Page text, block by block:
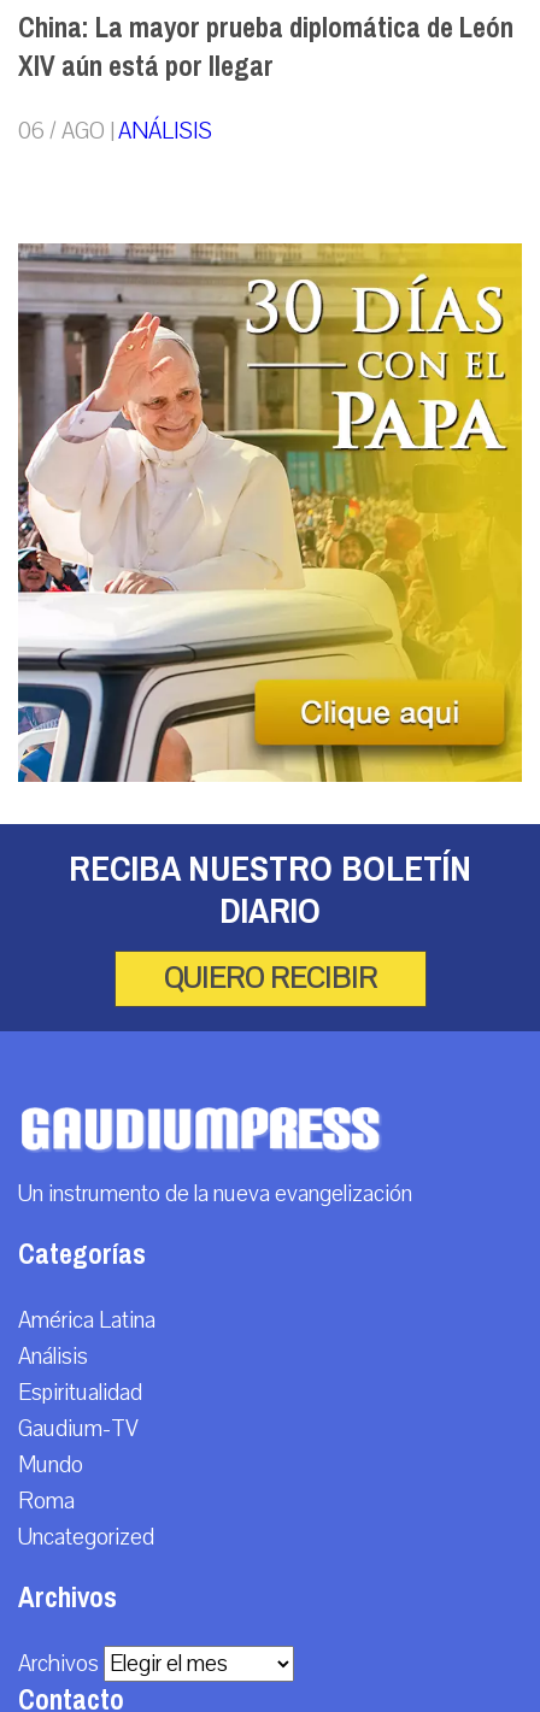
China: La mayor prueba diplomática de León
XIV aún está por llegar
06 / AGO |ANÁLISIS
RECIBA NUESTRO BOLETÍN
DIARIO
QUIERO RECIBIR
Un instrumento de la nueva evangelización
Categorías
América Latina
Análisis
Espiritualidad
Gaudium-TV
Mundo
Roma
Uncategorized
Archivos
Archivos
Contacto